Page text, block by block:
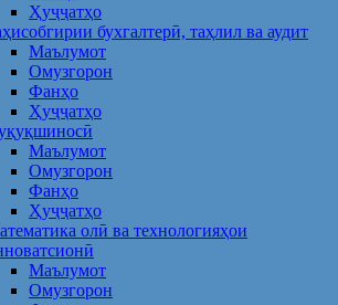
Ҳуҷҷатҳо
бухгалтерӣ, таҳлил ва аудит
Маълумот
Омузгорон
Фанҳо
Ҳуҷҷатҳо
Маълумот
Омузгорон
Фанҳо
Ҳуҷҷатҳо
олӣ ва технологияҳои
Маълумот
Омузгорон